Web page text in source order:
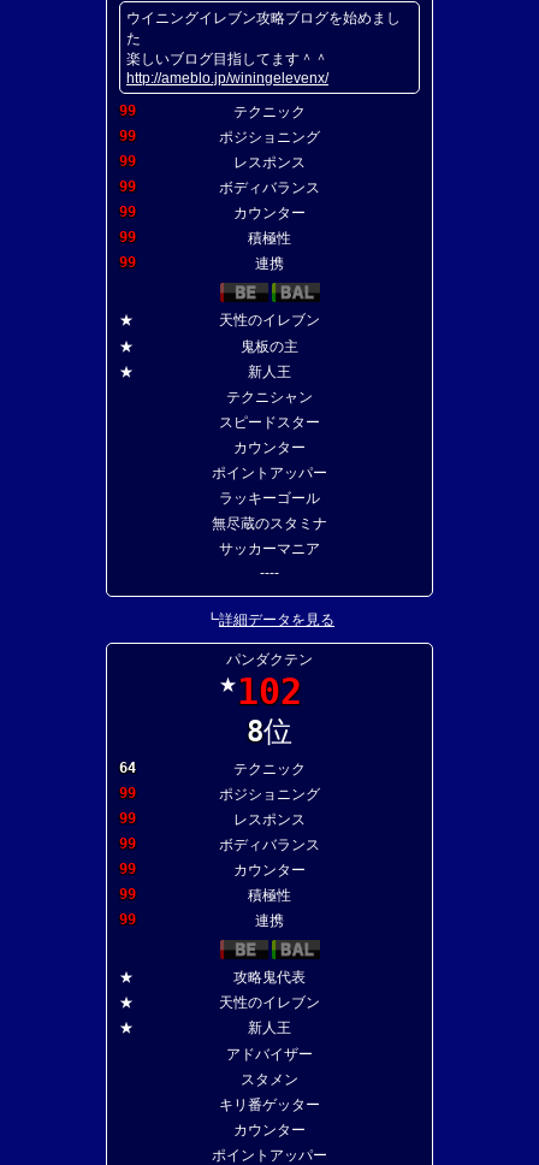
ウイニングイレブン攻略ブログを始めまし
た
楽しいブログ目指してます＾＾
http://ameblo.jp/winingelevenx/
99
テクニック
99
ポジショニング
99
レスポンス
99
ボディバランス
99
カウンター
99
積極性
99
連携
★
天性のイレブン
★
鬼板の主
★
新人王
テクニシャン
スピードスター
カウンター
ポイントアッパー
ラッキーゴール
無尽蔵のスタミナ
サッカーマニア
----
┗詳細データを見る
パンダクテン
★102
8位
64
テクニック
99
ポジショニング
99
レスポンス
99
ボディバランス
99
カウンター
99
積極性
99
連携
★
攻略鬼代表
★
天性のイレブン
★
新人王
アドバイザー
スタメン
キリ番ゲッター
カウンター
ポイントアッパー